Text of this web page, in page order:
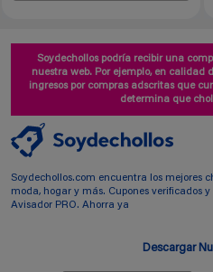
Soydechollos podría recibir una
nuestra web. Por ejemplo, en calidad
ingresos por compras adscritas que
determina que
Soydechollos.com encuentra los mejores
moda, hogar y más. Cupones verificados
Avisador PRO. Ahorra ya
Descargar